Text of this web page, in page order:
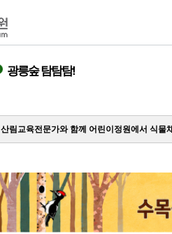
광릉숲 탐탐탐!
산림교육전문가와 함께 어린이정원에서 식물